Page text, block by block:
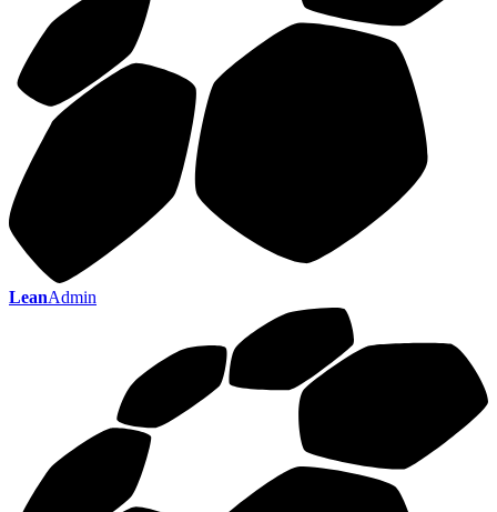
LeanAdmin